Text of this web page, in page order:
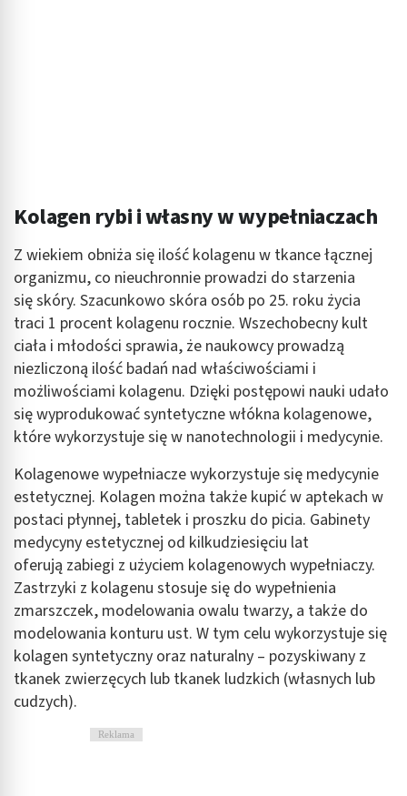
Kolagen rybi i własny w wypełniaczach
Z wiekiem obniża się ilość kolagenu w tkance łącznej
organizmu, co nieuchronnie prowadzi do starzenia
się skóry. Szacunkowo skóra osób po 25. roku życia
traci 1 procent kolagenu rocznie. Wszechobecny kult
ciała i młodości sprawia, że naukowcy prowadzą
niezliczoną ilość badań nad właściwościami i
możliwościami kolagenu. Dzięki postępowi nauki udało
się wyprodukować syntetyczne włókna kolagenowe,
które wykorzystuje się w nanotechnologii i medycynie.
Kolagenowe wypełniacze wykorzystuje się medycynie
estetycznej. Kolagen można także kupić w aptekach w
postaci płynnej, tabletek i proszku do picia. Gabinety
medycyny estetycznej od kilkudziesięciu lat
oferują zabiegi z użyciem kolagenowych wypełniaczy.
Zastrzyki z kolagenu stosuje się do wypełnienia
zmarszczek, modelowania owalu twarzy, a także do
modelowania konturu ust. W tym celu wykorzystuje się
kolagen syntetyczny oraz naturalny – pozyskiwany z
tkanek zwierzęcych lub tkanek ludzkich (własnych lub
cudzych).
Reklama